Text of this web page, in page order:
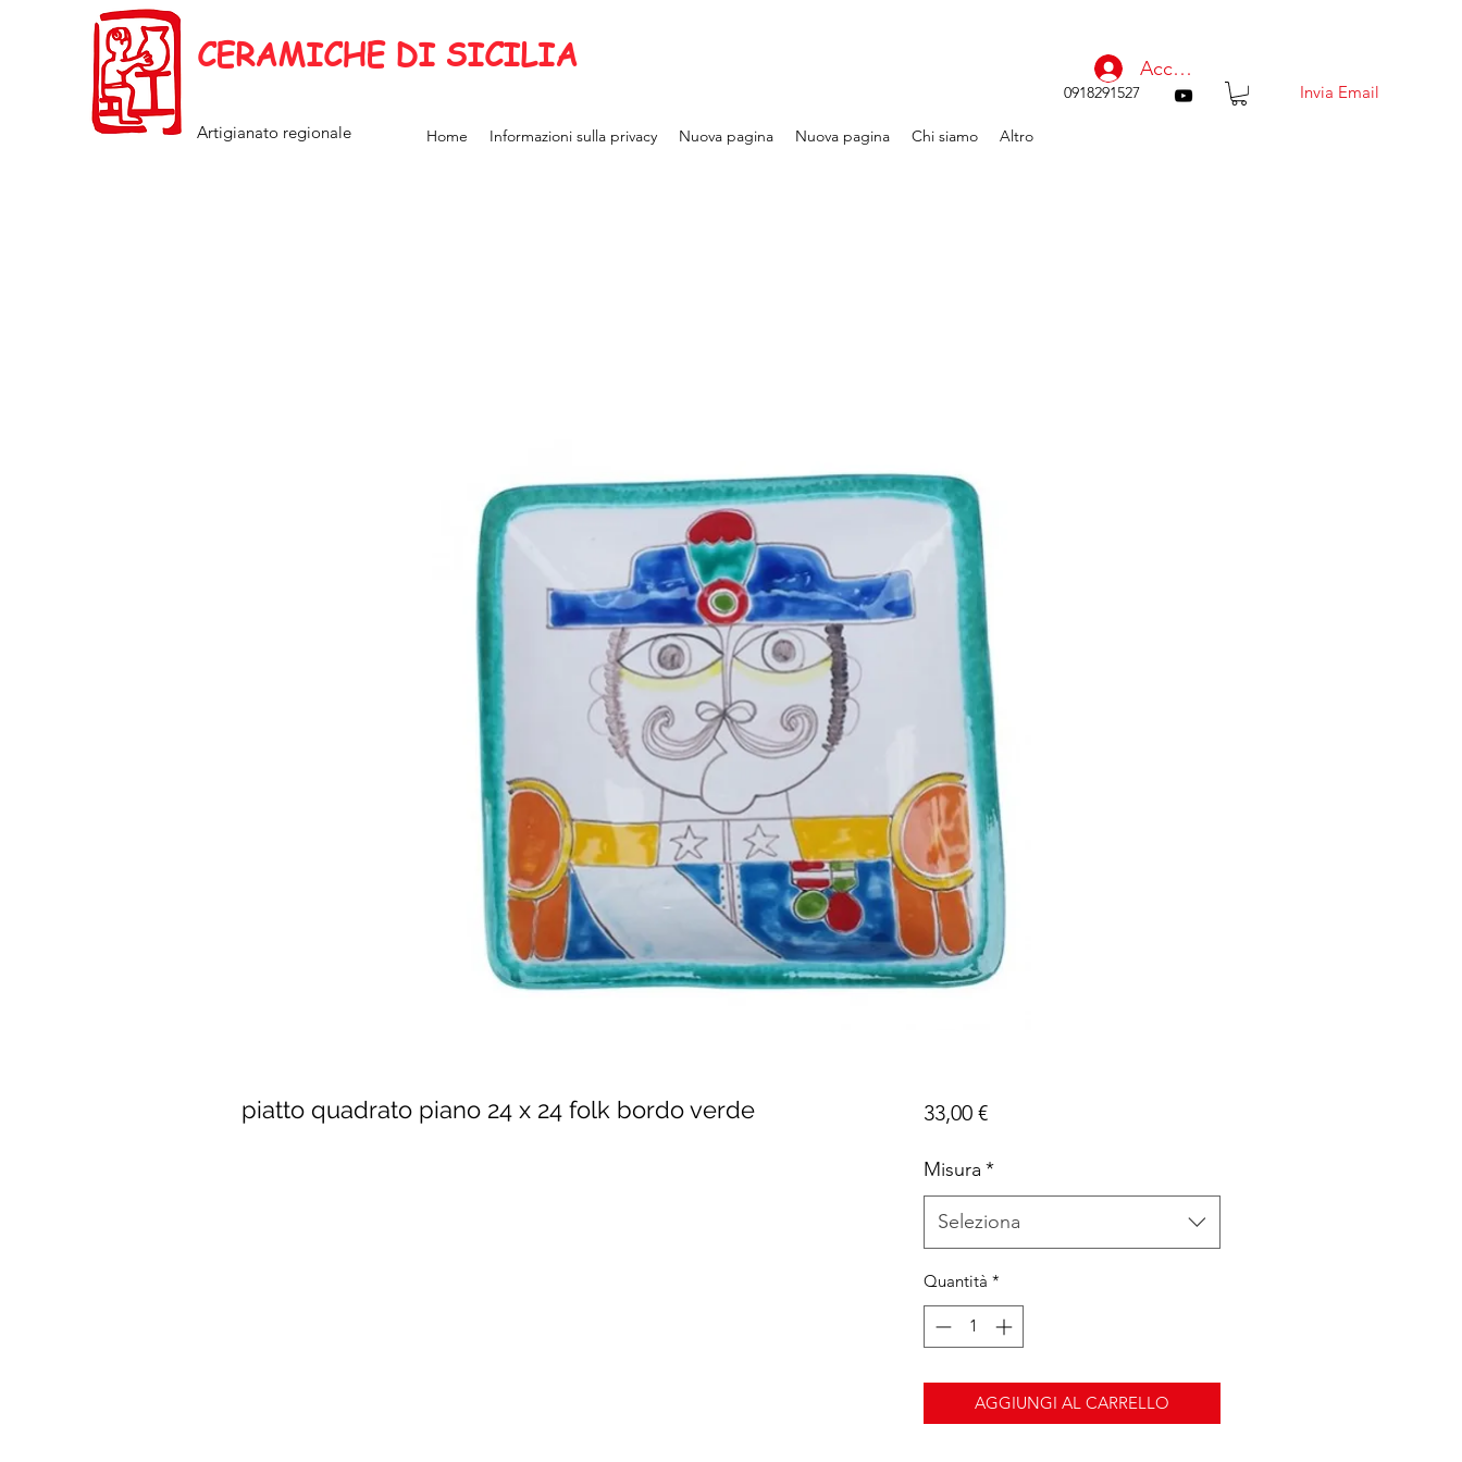
CERAMICHE DI SICILIA
Artigianato regionale
0918291527 Invia Email
Home Informazioni sulla privacy Nuova pagina Nuova pagina Chi siamo Altro
Accedi
piatto quadrato piano 24 x 24 folk bordo verde 33,00 €Prezzo
Misura *
Seleziona
Quantità *
AGGIUNGI AL CARRELLO